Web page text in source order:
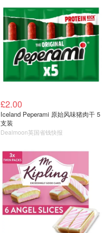
£2.00
Iceland Peperami 原始风味猪肉干 5
支装
Dealmoon英国省钱快报